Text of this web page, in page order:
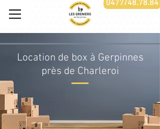
0477/48.78.84
Location de box à Gerpinnes
près de Charleroi